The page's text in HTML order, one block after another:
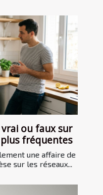
vrai ou faux sur
fréquentes
une affaire de
sur les réseaux...